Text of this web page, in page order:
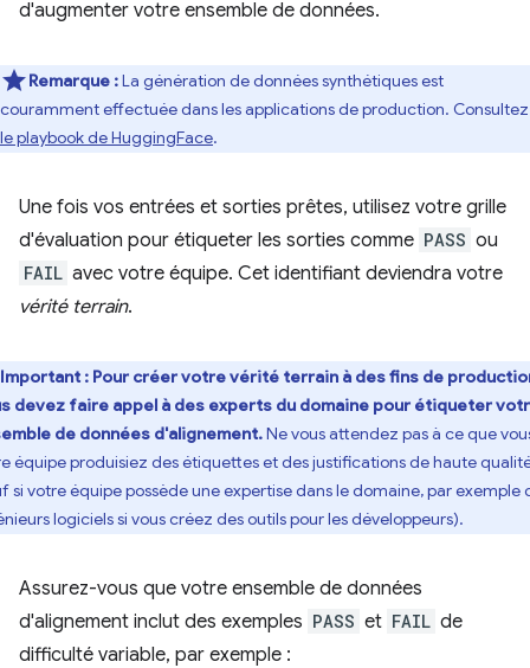
d'augmenter votre ensemble de données.
Remarque :La génération de données synthétiques est
couramment effectuée dans les applications de production. Consultez
le playbook de HuggingFace.
Une fois vos entrées et sorties prêtes, utilisez votre grille
d'évaluation pour étiqueter les sorties comme PASS ou
FAIL avec votre équipe. Cet identifiant deviendra votre
vérité terrain.
Important : Pour créer votre vérité terrain à des fins de
devez faire appel à des experts du domaine pour étiqueter
de données d'alignement.Ne vous attendez pas à ce que
équipe produisiez des étiquettes et des justifications de haute
si votre équipe possède une expertise dans le domaine, par exemple
logiciels si vous créez des outils pour les développeurs).
Assurez-vous que votre ensemble de données
d'alignement inclut des exemples PASS et FAIL de
difficulté variable, par exemple :